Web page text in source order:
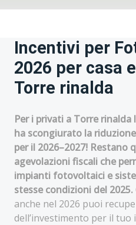
Incentivi per
2026 per casa
Torre rinalda
Per i privati a Torre rinalda
ha scongiurato la
per il 2026–2027! Restano
agevolazioni fiscali che
impianti fotovoltaici e
stesse condizioni del 2025.
anche nel 2026 puoi
dell’investimento per il